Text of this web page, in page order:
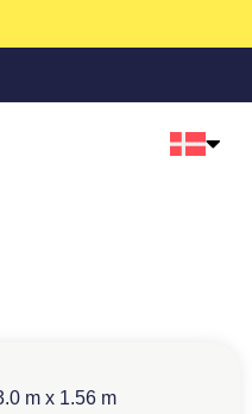
m x 1.56 m